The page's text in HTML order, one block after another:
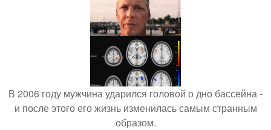
В 2006 году мужчина ударился головой о дно бассейна -
и после этого его жизнь изменилась самым странным
образом.